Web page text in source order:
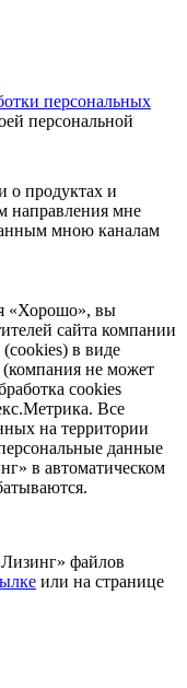
персональных
персональной
о продуктах и
направления мне
мною каналам
«Хорошо», вы
сайта компании
в виде
не может
cookies
Все
на территории
данные
в автоматическом
файлов
или на странице